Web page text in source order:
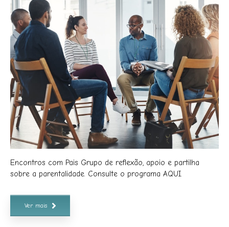
Encontros com Pais Grupo de reflexão, apoio e partilha
sobre a parentalidade. Consulte o programa AQUI.
Ver mais